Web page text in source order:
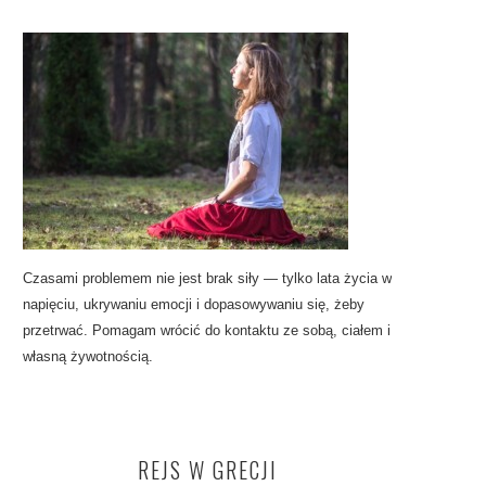
Czasami problemem nie jest brak siły — tylko lata życia w
napięciu, ukrywaniu emocji i dopasowywaniu się, żeby
przetrwać. Pomagam wrócić do kontaktu ze sobą, ciałem i
własną żywotnością.
REJS W GRECJI